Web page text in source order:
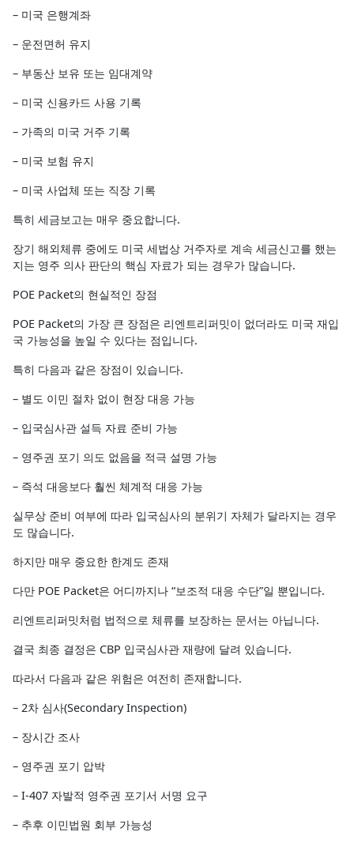
– 미국 은행계좌
– 운전면허 유지
– 부동산 보유 또는 임대계약
– 미국 신용카드 사용 기록
– 가족의 미국 거주 기록
– 미국 보험 유지
– 미국 사업체 또는 직장 기록
특히 세금보고는 매우 중요합니다.
장기 해외체류 중에도 미국 세법상 거주자로 계속 세금신고를 했는
지는 영주 의사 판단의 핵심 자료가 되는 경우가 많습니다.
POE Packet의 현실적인 장점
POE Packet의 가장 큰 장점은 리엔트리퍼밋이 없더라도 미국 재입
국 가능성을 높일 수 있다는 점입니다.
특히 다음과 같은 장점이 있습니다.
– 별도 이민 절차 없이 현장 대응 가능
– 입국심사관 설득 자료 준비 가능
– 영주권 포기 의도 없음을 적극 설명 가능
– 즉석 대응보다 훨씬 체계적 대응 가능
실무상 준비 여부에 따라 입국심사의 분위기 자체가 달라지는 경우
도 많습니다.
하지만 매우 중요한 한계도 존재
다만 POE Packet은 어디까지나 “보조적 대응 수단”일 뿐입니다.
리엔트리퍼밋처럼 법적으로 체류를 보장하는 문서는 아닙니다.
결국 최종 결정은 CBP 입국심사관 재량에 달려 있습니다.
따라서 다음과 같은 위험은 여전히 존재합니다.
– 2차 심사(Secondary Inspection)
– 장시간 조사
– 영주권 포기 압박
– I-407 자발적 영주권 포기서 서명 요구
– 추후 이민법원 회부 가능성